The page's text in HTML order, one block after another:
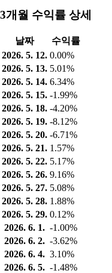
3개월 수익률 상세
날짜
수익률
2026. 5. 12. 0.00%
2026. 5. 13. 5.01%
2026. 5. 14. 6.34%
2026. 5. 15. -1.99%
2026. 5. 18. -4.20%
2026. 5. 19. -8.12%
2026. 5. 20. -6.71%
2026. 5. 21. 1.57%
2026. 5. 22. 5.17%
2026. 5. 26. 9.16%
2026. 5. 27. 5.08%
2026. 5. 28. 1.88%
2026. 5. 29. 0.12%
2026. 6. 1. -1.00%
2026. 6. 2. -3.62%
2026. 6. 4. 3.10%
2026. 6. 5. -1.48%